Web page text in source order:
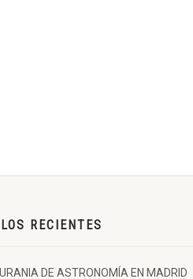
RECIENTES
DE ASTRONOMÍA EN MADRID